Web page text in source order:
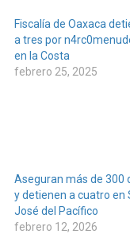
Fiscalía de Oaxaca
a tres por
en la Costa
febrero 25, 2025
Aseguran más de 300
y detienen a cuatro en
José del Pacífico
febrero 12, 2026